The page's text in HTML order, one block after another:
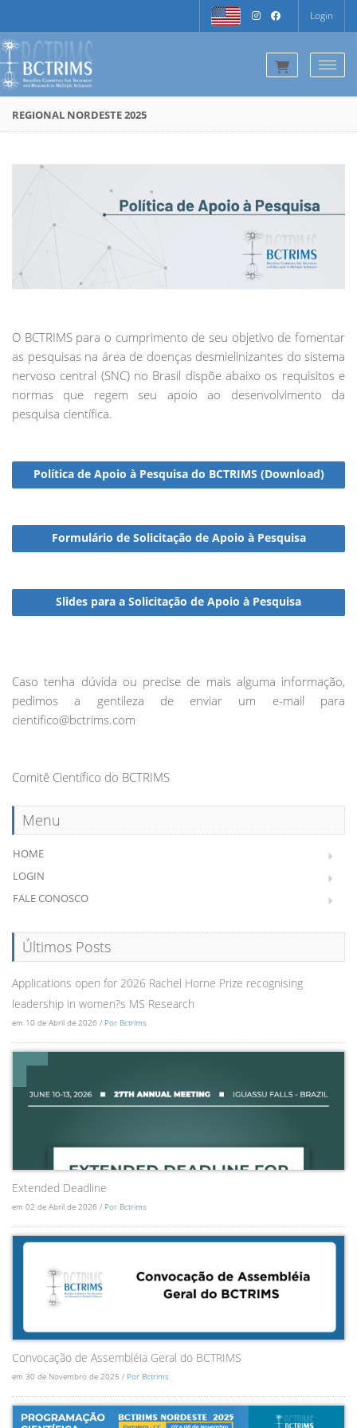
Login
REGIONAL NORDESTE 2025
O BCTRIMS para o cumprimento de seu objetivo de fomentar
as pesquisas na área de doenças desmielinizantes do sistema
nervoso central (SNC) no Brasil dispõe abaixo os requisitos e
normas que regem seu apoio ao desenvolvimento da
pesquisa científica.
Política de Apoio à Pesquisa do BCTRIMS (Download)
Formulário de Solicitação de Apoio à Pesquisa
Slides para a Solicitação de Apoio à Pesquisa
Caso tenha dúvida ou precise de mais alguma informação,
pedimos a gentileza de enviar um e-mail para
cientifico@bctrims.com
Comitê Científico do BCTRIMS
Menu
HOME
LOGIN
FALE CONOSCO
Últimos Posts
Applications open for 2026 Rachel Horne Prize recognising
leadership in women?s MS Research
em 10 de Abril de 2026 / Por Bctrims
Extended Deadline
em 02 de Abril de 2026 / Por Bctrims
Convocação de Assembléia Geral do BCTRIMS
em 30 de Novembro de 2025 / Por Bctrims